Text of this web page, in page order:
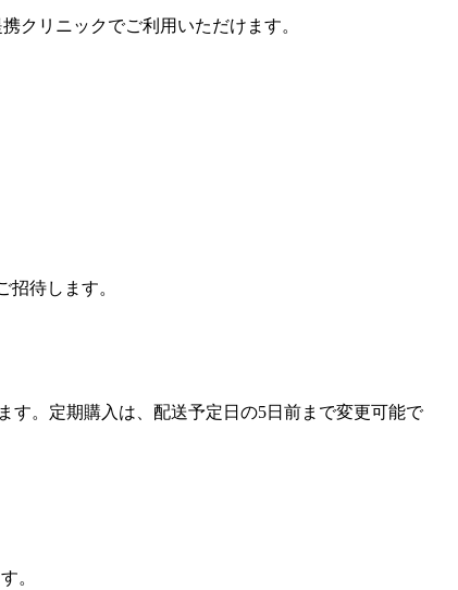
クリニックでご利用いただけます。
待します。
す。定期購入は、 配送予定日の5日前まで変更可能で
。